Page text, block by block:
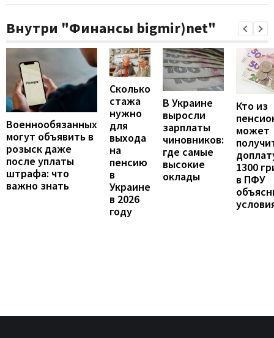
Внутри "Финансы bigmir)net"
Военнообязанных
могут объявить в
розыск даже
после уплаты
штрафа: что
важно знать
Сколько
стажа
нужно
для
выхода
на
пенсию
в
Украине
в 2026
году
В Украине
выросли
зарплаты
чиновников:
где самые
высокие
оклады
Кто из
может
1300
в ПФУ